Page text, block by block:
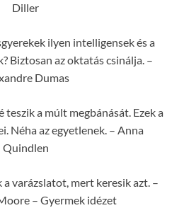
Diller
ilyen intelligensek és a
Biztosan az oktatás csinálja. –
Dumas
a múlt megbánását. Ezek a
Néha az egyetlenek. – Anna
Quindlen
varázslatot, mert keresik azt. –
– Gyermek idézet